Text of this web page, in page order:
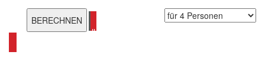
alle Marmeladen Rezepte ansehen